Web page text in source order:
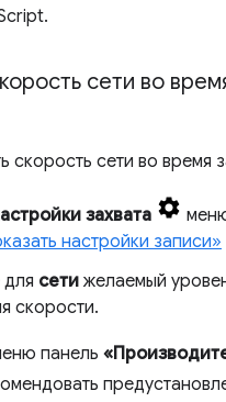
сети во
скорость сети во время
захвата
настройки записи»
для сети желаемый
скорости.
панель